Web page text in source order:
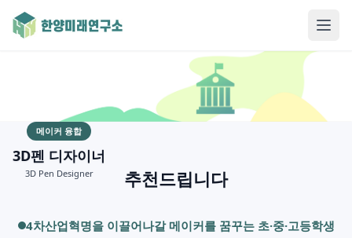
메이커 융합
3D펜 디자이너
3D Pen Designer 추천드립니다
4차산업혁명을 이끌어나갈 메이커를 꿈꾸는 초·중·고등학생